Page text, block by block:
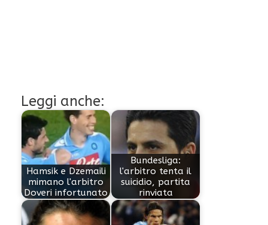
Leggi anche:
Hamsik e Dzemaili
mimano l'arbitro
Doveri infortunato
Bundesliga:
l'arbitro tenta il
suicidio, partita
rinviata